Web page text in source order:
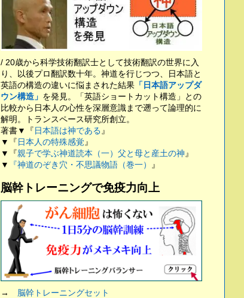
/ 20歳から科学技術翻訳士として技術翻訳の世界に入
り、以後プロ翻訳数十年。神道を行じつつ、日本語と
英語の構造の違いに悩まされた結果 「日本語アップダ
ウン構造」 を発見。「英語ショートカット構造」との
比較から日本人の心性を深層意識まで遡って論理的に
解明。トランスペース研究所創立。
著書▼『日本語は神である 』
▼『日本人の特殊感覚 』
▼『親子で学ぶ神道読本（一）父と母と産土の神 』
▼
『神道のぞき穴・不思議物語（巻一） 』
脳幹トレーニングで免疫力向上
→ 脳幹トレーニングセット